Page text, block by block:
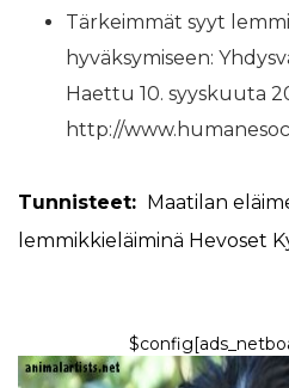
Tärkeimmät syyt
hyväksymiseen:
Haettu 10. syyskuuta
http://
Tunnisteet:
Maatilan
lemmikkieläiminä Hevoset